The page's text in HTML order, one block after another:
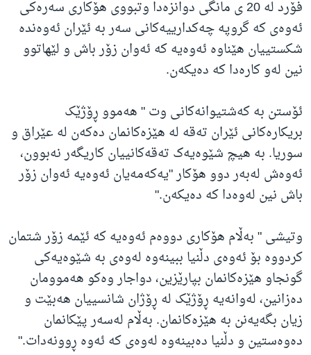
فۆرد لە 20 ی مانگی دوانزەدا وتبووی هۆکاری سەرەکی
ئەوەی کە گروپە چەکدارییەکانی سەر بە ئێران ئەوەندە
شکستییان هێناوە ئەوەیە کە ئەوان زۆر باش و لێهاتوو
نین لەو کارەدا کە دەیکەن.
ئۆستن بە کەشتیوانەکانی وت " هەموو ڕۆژێک
بریکارەکانی ئێران تەقە لە هێزەکانمان دەکەن لە عێراق و
سوریا. بە هیچ شێوەیەک تەقەکانییان کاریگەر نەبوون،
ئەوەش لەبەر دوو هۆکار "یەکەمەیان ئەوەیە ئەوان زۆر
باش نین لەوەدا کە دەیکەن."
وتیشی " بەڵام هۆکاری دووەم ئەوەیە کە ئێمە زۆر شتمان
کردووە بۆ ئەوەی دڵنیا ببینەوە لەوەی بە شێوەیەکی
گونجاو هێزەکانمان بپارێزین، دواجار وەکو هەموومان
دەزانین، لەوانەیە ڕۆژێک لە ڕۆژان شانسییان هەبێت و
زیان بگەیەنن بە هێزەکانمان. بەڵام لەسەر پێکانمان
دەوەستین و دڵنیا دەبینەوە لەوەی کە ئەوە ڕوونەدات."